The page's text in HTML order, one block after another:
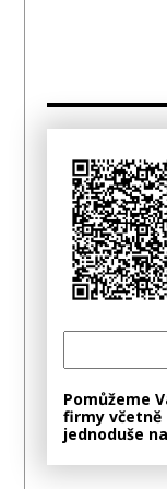
Pomůžeme
firmy
jednoduše